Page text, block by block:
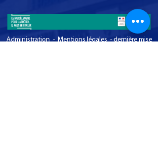
Administration - Mentions légales - dernière mise